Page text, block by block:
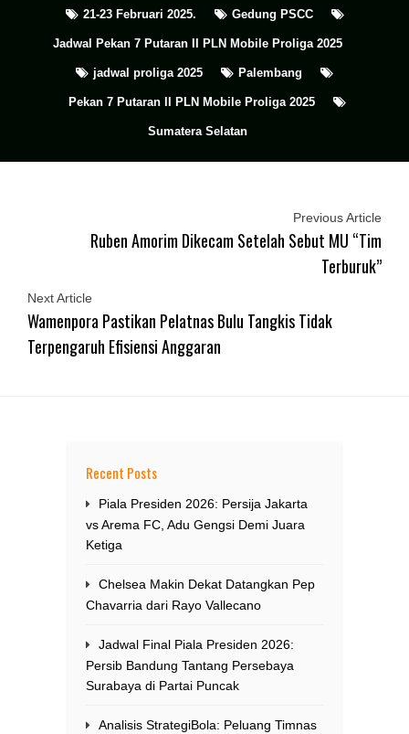
21-23 Februari 2025. Gedung PSCC
Jadwal Pekan 7 Putaran II PLN Mobile Proliga 2025
jadwal proliga 2025 Palembang
Pekan 7 Putaran II PLN Mobile Proliga 2025
Sumatera Selatan
Previous Article
Ruben Amorim Dikecam Setelah Sebut MU “Tim
Terburuk”
Next Article
Wamenpora Pastikan Pelatnas Bulu Tangkis Tidak
Terpengaruh Efisiensi Anggaran
Recent Posts
Piala Presiden 2026: Persija Jakarta
vs Arema FC, Adu Gengsi Demi Juara
Ketiga
Chelsea Makin Dekat Datangkan Pep
Chavarria dari Rayo Vallecano
Jadwal Final Piala Presiden 2026:
Persib Bandung Tantang Persebaya
Surabaya di Partai Puncak
Analisis StrategiBola: Peluang Timnas